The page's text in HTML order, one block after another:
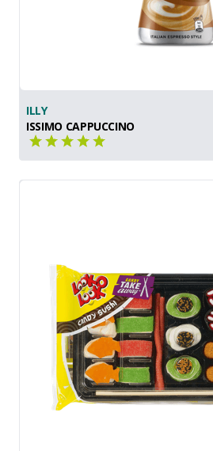
ILLY
ISSIMO CAPPUCCINO